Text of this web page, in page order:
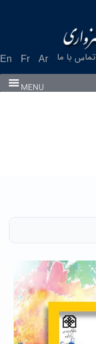
En Fr Ar تماس با ما
MENU